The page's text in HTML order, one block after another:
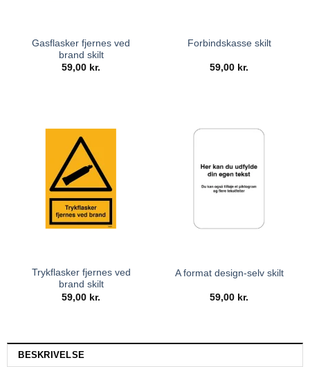
Gasflasker fjernes ved
brand skilt
59,00 kr.
Forbindskasse skilt
59,00 kr.
Trykflasker fjernes ved
brand skilt
59,00 kr.
A format design-selv skilt
59,00 kr.
BESKRIVELSE